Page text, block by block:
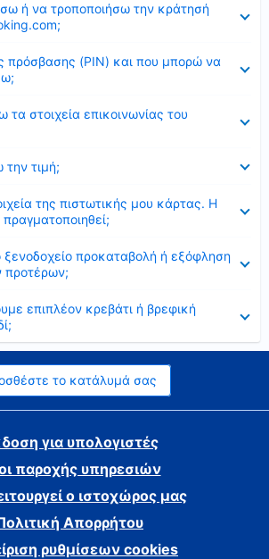
ή να τροποποιήσω την κράτησή
πρόσβασης (PIN) και που μπορώ να
στοιχεία επικοινωνίας του
τιμή;
της πιστωτικής μου κάρτας. Η
ξενοδοχείο προκαταβολή ή εξόφληση
προτέρων;
επιπλέον κρεβάτι ή βρεφική
το κατάλυμά σας
για υπολογιστές
παροχής υπηρεσιών
ο ιστοχώρος μας
Απορρήτου
ρυθμίσεων cookies